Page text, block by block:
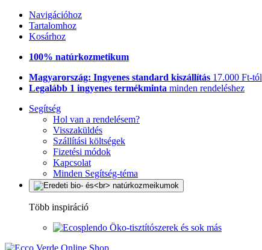
Navigációhoz
Tartalomhoz
Kosárhoz
100% natúrkozmetikum
Magyarország: Ingyenes standard kiszállítás 17.000 Ft-tól
Legalább 1 ingyenes termékminta minden rendeléshez
Segítség
Hol van a rendelésem?
Visszaküldés
Szállítási költségek
Fizetési módok
Kapcsolat
Minden Segítség-téma
Több inspiráció
Öko-tisztítószerek és sok más